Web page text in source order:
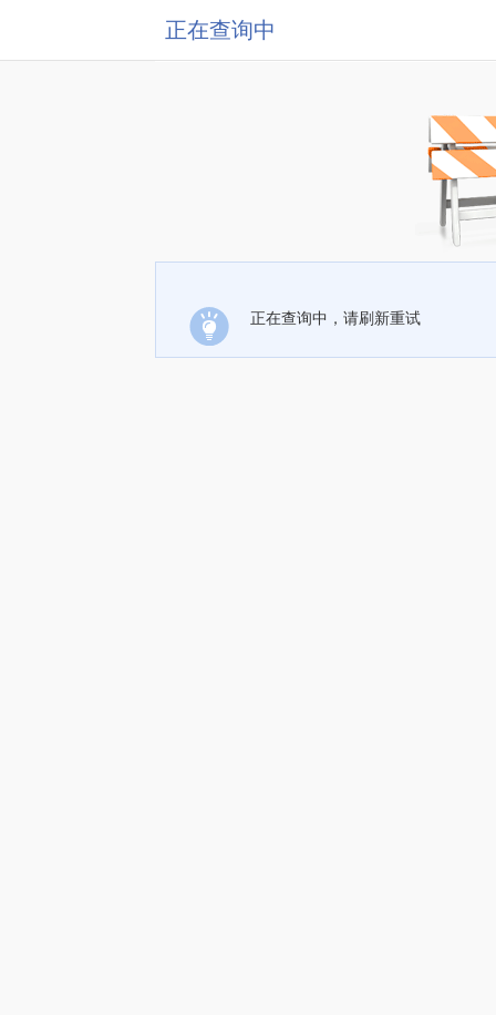
正在查询中
正在查询中，请刷新重试